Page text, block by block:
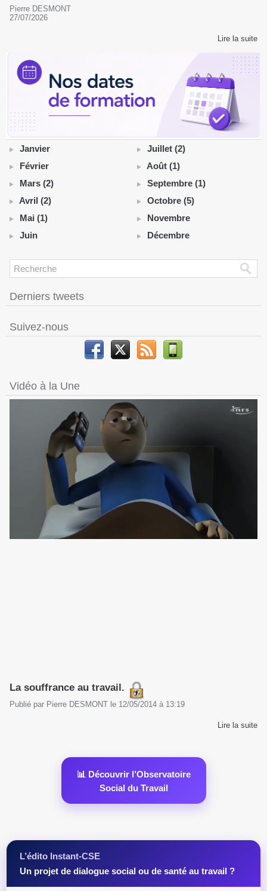
Pierre DESMONT
27/07/2026
Lire la suite
Janvier
Février
Mars (2)
Avril (2)
Mai (1)
Juin
Juillet (2)
Août (1)
Septembre (1)
Octobre (5)
Novembre
Décembre
Derniers tweets
Suivez-nous
Vidéo à la Une
La souffrance au travail.
Publié par Pierre DESMONT le 12/05/2014 à 13:19
Lire la suite
📊 Découvrir l’Observatoire
Social du Travail
L’édito Instant-CSE
Un projet de dialogue social ou de santé au travail ?